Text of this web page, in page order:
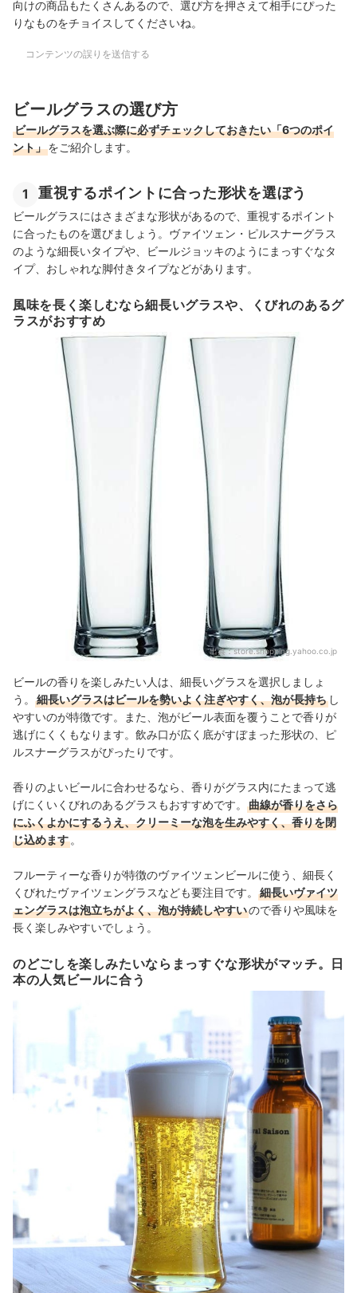
向けの商品もたくさんあるので、選び方を押さえて相手にぴった
りなものをチョイスしてくださいね。
コンテンツの誤りを送信する
ビールグラスの選び方
ビールグラスを選ぶ際に必ずチェックしておきたい「6つのポイ
ント」をご紹介します。
1 重視するポイントに合った形状を選ぼう
ビールグラスにはさまざまな形状があるので、重視するポイント
に合ったものを選びましょう。ヴァイツェン・ピルスナーグラス
のような細長いタイプや、ビールジョッキのようにまっすぐなタ
イプ、おしゃれな脚付きタイプなどがあります。
風味を長く楽しむなら細長いグラスや、くびれのあるグ
ラスがおすすめ
出典：store.shopping.yahoo.co.jp
ビールの香りを楽しみたい人は、細長いグラスを選択しましょ
う。
細長いグラスはビールを勢いよく注ぎやすく、泡が長持ち し
やすいのが特徴です。また、泡がビール表面を覆うことで香りが
逃げにくくもなります。飲み口が広く底がすぼまった形状の、ピ
ルスナーグラスがぴったりです。
香りのよいビールに合わせるなら、香りがグラス内にたまって逃
げにくいくびれのあるグラスもおすすめです。
曲線が香りをさら
にふくよかにするうえ、クリーミーな泡を生みやすく、香りを閉
じ込めます 。
フルーティーな香りが特徴のヴァイツェンビールに使う、細長く
くびれたヴァイツェングラスなども要注目です。
細長いヴァイツ
ェングラスは泡立ちがよく、泡が持続しやすいので香りや風味を
長く楽しみやすいでしょう。
のどごしを楽しみたいならまっすぐな形状がマッチ。日
本の人気ビールに合う